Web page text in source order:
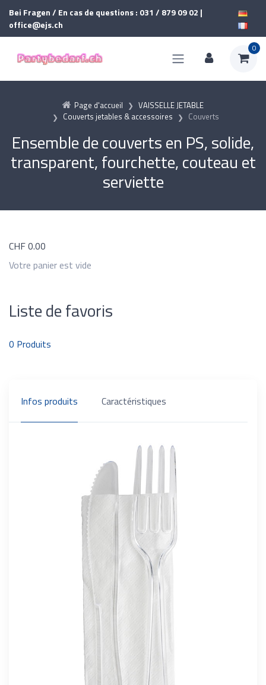
Bei Fragen / En cas de questions : 031 / 879 09 02 |
office@ejs.ch
0
Page d'accueil
VAISSELLE JETABLE
Couverts jetables & accessoires
Couverts
Ensemble de couverts en PS, solide,
transparent, fourchette, couteau et
serviette
CHF0.00
Votre panier est vide
Liste de favoris
0 Produits
Infos produits Caractéristiques